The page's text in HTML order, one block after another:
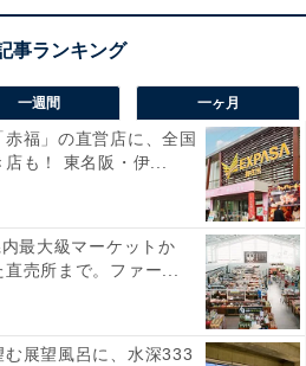
一週間 一ヶ月
赤福」の直営店に、全国
も！ 東名阪・伊...
最大級マーケットか
売所まで。ファー...
展望風呂に、水深333